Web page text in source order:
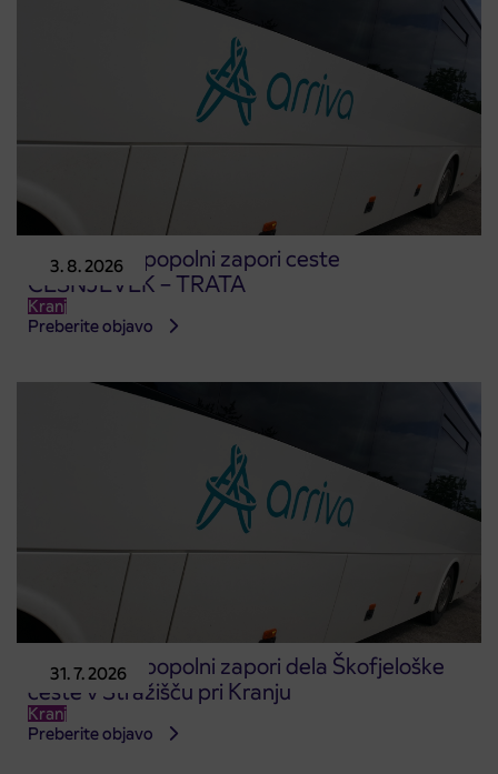
3. 8. 2026
Obvestilo o popolni zapori ceste
ČEŠNJEVEK – TRATA
Kranj
Preberite objavo
31. 7. 2026
Obvestilo o popolni zapori dela Škofjeloške
ceste v Stražišču pri Kranju
Kranj
Preberite objavo